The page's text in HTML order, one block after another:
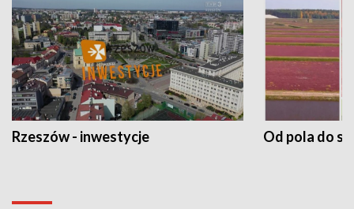
Rzeszów - inwestycje Od pola do